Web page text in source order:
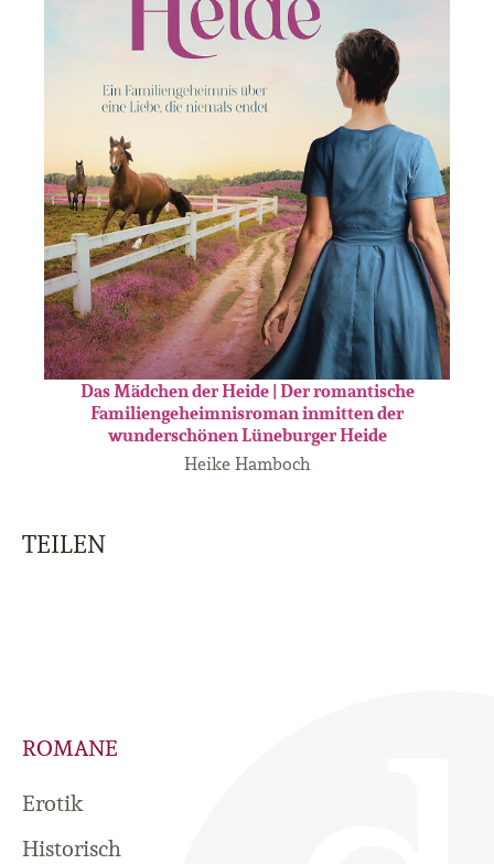
Das Mädchen der Heide | Der romantische
Familiengeheimnisroman inmitten der
wunderschönen Lüneburger Heide
Heike Hamboch
TEILEN
ROMANE
Erotik
Historisch